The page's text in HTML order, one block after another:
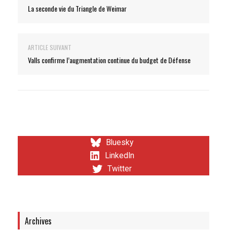
La seconde vie du Triangle de Weimar
ARTICLE SUIVANT
Valls confirme l’augmentation continue du budget de Défense
Bluesky
LinkedIn
Twitter
Archives